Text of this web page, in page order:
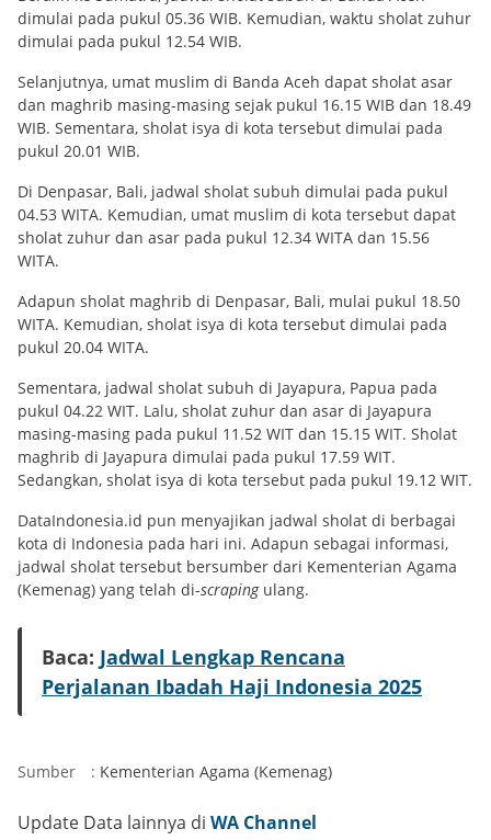
dimulai pada pukul 05.36 WIB. Kemudian, waktu sholat zuhur
dimulai pada pukul 12.54 WIB.
Selanjutnya, umat muslim di Banda Aceh dapat sholat asar
dan maghrib masing-masing sejak pukul 16.15 WIB dan 18.49
WIB. Sementara, sholat isya di kota tersebut dimulai pada
pukul 20.01 WIB.
Di Denpasar, Bali, jadwal sholat subuh dimulai pada pukul
04.53 WITA. Kemudian, umat muslim di kota tersebut dapat
sholat zuhur dan asar pada pukul 12.34 WITA dan 15.56
WITA.
Adapun sholat maghrib di Denpasar, Bali, mulai pukul 18.50
WITA. Kemudian, sholat isya di kota tersebut dimulai pada
pukul 20.04 WITA.
Sementara, jadwal sholat subuh di Jayapura, Papua pada
pukul 04.22 WIT. Lalu, sholat zuhur dan asar di Jayapura
masing-masing pada pukul 11.52 WIT dan 15.15 WIT. Sholat
maghrib di Jayapura dimulai pada pukul 17.59 WIT.
Sedangkan, sholat isya di kota tersebut pada pukul 19.12 WIT.
DataIndonesia.id pun menyajikan jadwal sholat di berbagai
kota di Indonesia pada hari ini. Adapun sebagai informasi,
jadwal sholat tersebut bersumber dari Kementerian Agama
(Kemenag) yang telah di-scrapingulang.
Baca: Jadwal Lengkap Rencana
Perjalanan Ibadah Haji Indonesia 2025
Sumber : Kementerian Agama (Kemenag)
Update Data lainnya di WA Channel